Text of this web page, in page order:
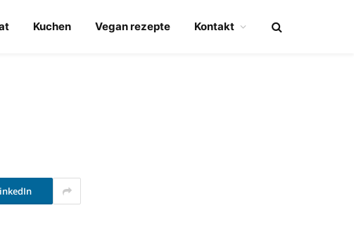
Kuchen Vegan rezepte Kontakt